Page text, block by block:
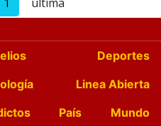
Deportes
Linea Abierta
País
Mundo